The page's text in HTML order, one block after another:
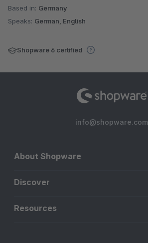
Based in: Germany
Speaks: German, English
Shopware 6 certified
info@shopware.com
About Shopware
Discover
Resources